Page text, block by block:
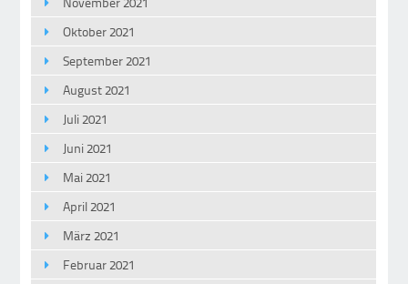
Oktober 2021
September 2021
August 2021
Juli 2021
Juni 2021
Mai 2021
April 2021
März 2021
Februar 2021